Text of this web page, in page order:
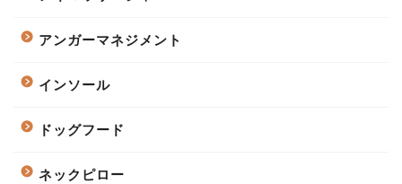
アンガーマネジメント
インソール
ドッグフード
ネックピロー